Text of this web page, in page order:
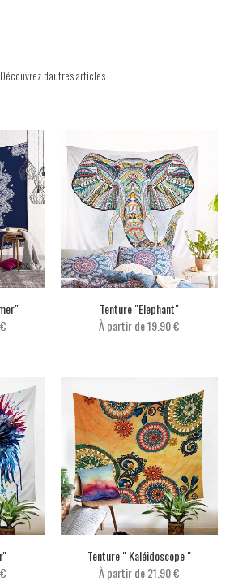
Découvrez d'autres articles
Tenture "Elephant"
À partir de19.90 €
Tenture " Kaléidoscope "
À partir de21.90 €